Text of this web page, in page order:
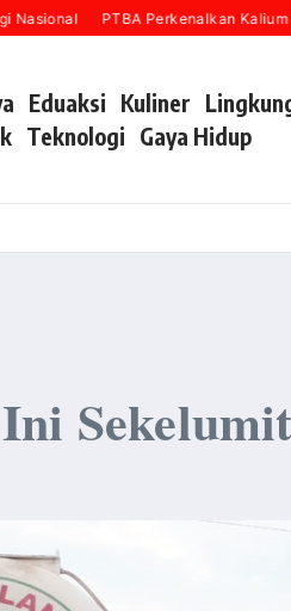
PTBA Perkenalkan Kalium Humat
Eduaksi Kuliner
Teknologi Gaya Hidup